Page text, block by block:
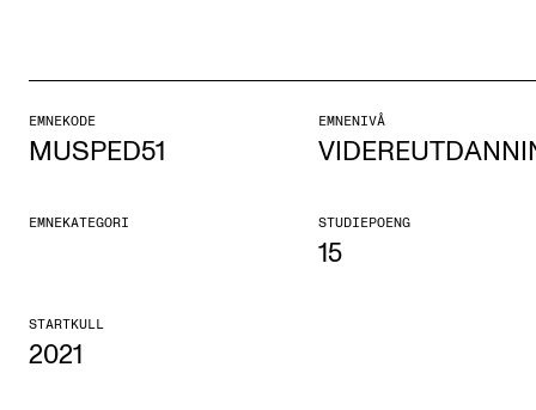
Årsstudium og videreutdanning
Etterutdanning og kurs
Søknad og opptak
EMNEKODE
MUSPED51
EMNENIVÅ
EMNEKATEGORI STUDIEPOENG
15
STARTKULL
2021